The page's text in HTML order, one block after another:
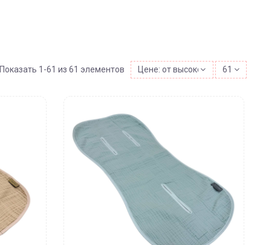
Показать 1-61 из 61 элементов Цене: от высокой к низкой
61